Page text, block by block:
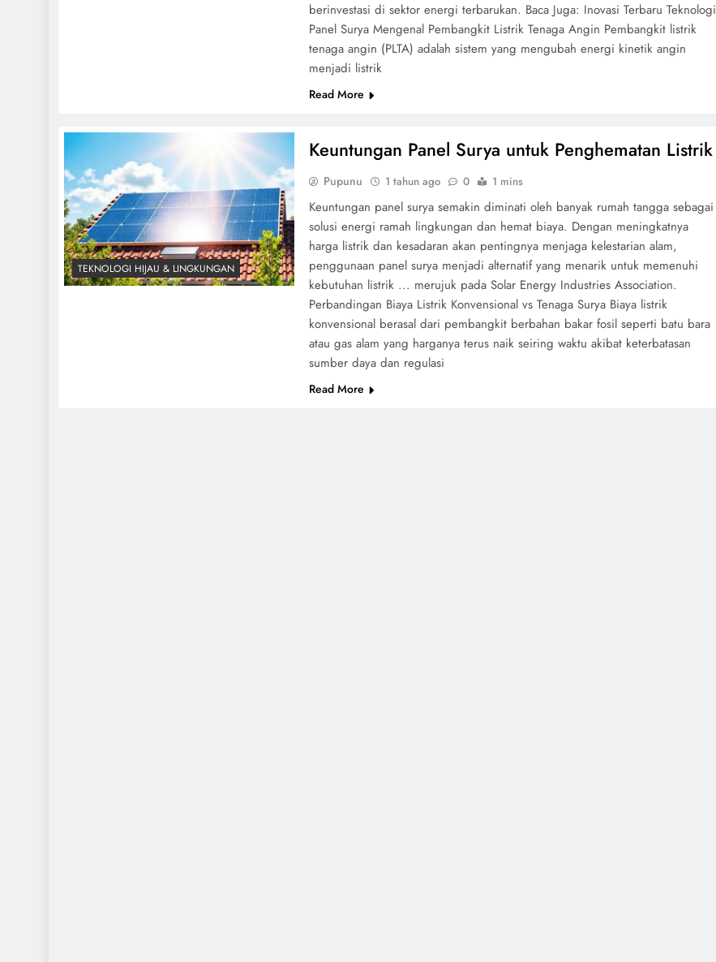
berinvestasi di sektor energi terbarukan. Baca Juga: Inovasi Terbaru Teknologi
Panel Surya Mengenal Pembangkit Listrik Tenaga Angin Pembangkit listrik
tenaga angin (PLTA) adalah sistem yang mengubah energi kinetik angin
menjadi listrik
Read More
TEKNOLOGI HIJAU & LINGKUNGAN
Keuntungan Panel Surya untuk Penghematan Listrik
Pupunu 1 tahun ago 0 1 mins
Keuntungan panel surya semakin diminati oleh banyak rumah tangga sebagai
solusi energi ramah lingkungan dan hemat biaya. Dengan meningkatnya
harga listrik dan kesadaran akan pentingnya menjaga kelestarian alam,
penggunaan panel surya menjadi alternatif yang menarik untuk memenuhi
kebutuhan listrik ... merujuk pada Solar Energy Industries Association.
Perbandingan Biaya Listrik Konvensional vs Tenaga Surya Biaya listrik
konvensional berasal dari pembangkit berbahan bakar fosil seperti batu bara
atau gas alam yang harganya terus naik seiring waktu akibat keterbatasan
sumber daya dan regulasi
Read More